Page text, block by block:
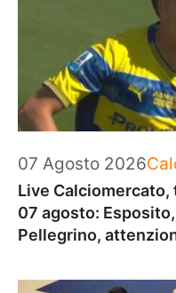
07 Agosto 2026
Live
07 agosto:
Pellegrino,